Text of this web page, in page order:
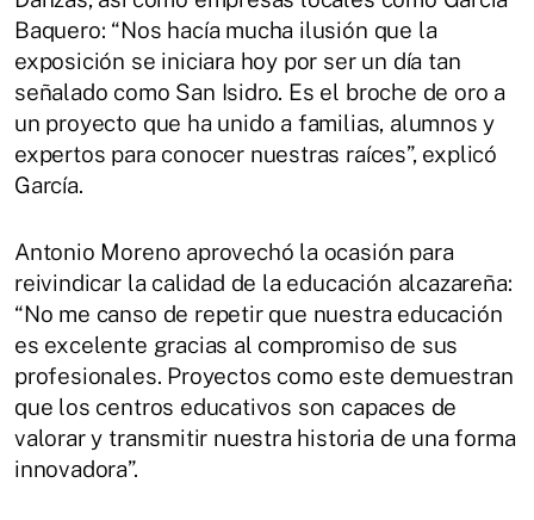
Baquero: “Nos hacía mucha ilusión que la
exposición se iniciara hoy por ser un día tan
señalado como San Isidro. Es el broche de oro a
un proyecto que ha unido a familias, alumnos y
expertos para conocer nuestras raíces”, explicó
García.
Antonio Moreno aprovechó la ocasión para
reivindicar la calidad de la educación alcazareña:
“No me canso de repetir que nuestra educación
es excelente gracias al compromiso de sus
profesionales. Proyectos como este demuestran
que los centros educativos son capaces de
valorar y transmitir nuestra historia de una forma
innovadora”.